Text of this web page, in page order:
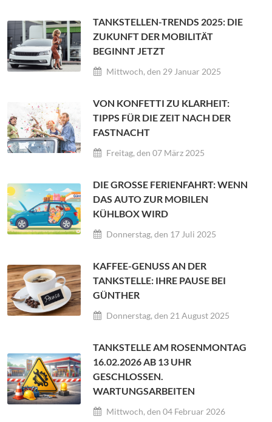
TANKSTELLEN-TRENDS 2025: DIE
ZUKUNFT DER MOBILITÄT
BEGINNT JETZT
Mittwoch, den 29 Januar 2025
VON KONFETTI ZU KLARHEIT:
TIPPS FÜR DIE ZEIT NACH DER
FASTNACHT
Freitag, den 07 März 2025
DIE GROSSE FERIENFAHRT: WENN D
AS AUTO ZUR MOBILEN K
ÜHLBOX WIRD
Donnerstag, den 17 Juli 2025
KAFFEE-GENUSS AN DER
TANKSTELLE: IHRE PAUSE BEI
GÜNTHER
Donnerstag, den 21 August 2025
TANKSTELLE AM ROSENMONTAG
16.02.2026 AB 13 UHR
GESCHLOSSEN.
WARTUNGSARBEITEN
Mittwoch, den 04 Februar 2026